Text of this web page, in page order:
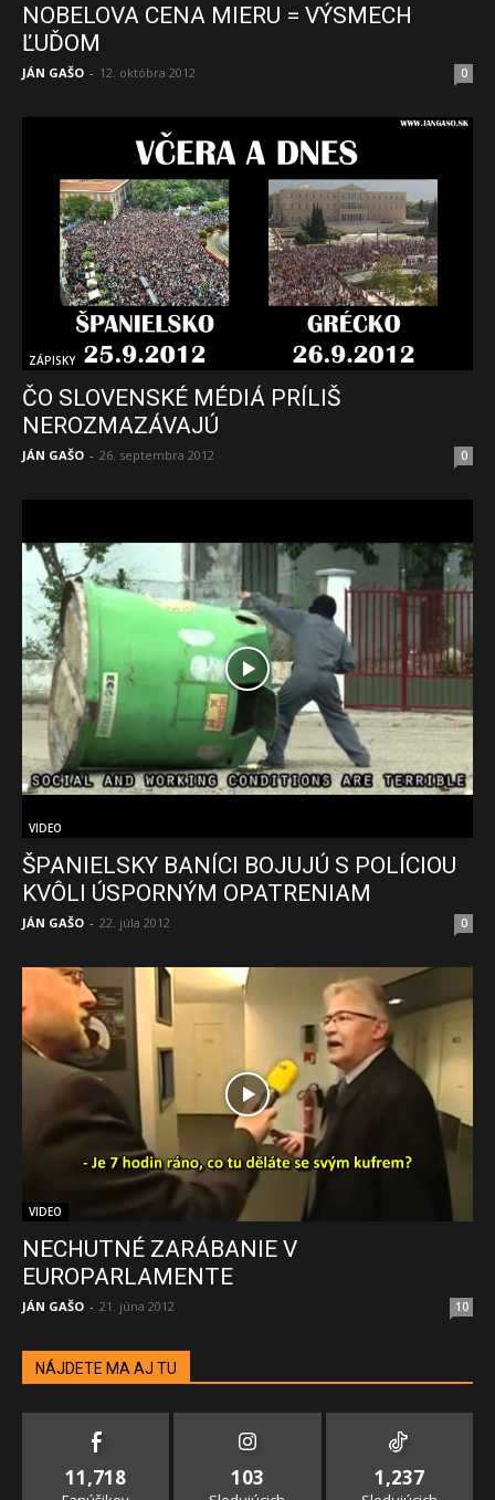
NOBELOVA CENA MIERU = VÝSMECH
ĽUĎOM
JÁN GAŠO - 12. októbra 2012 0
ZÁPISKY
ČO SLOVENSKÉ MÉDIÁ PRÍLIŠ
NEROZMAZÁVAJÚ
JÁN GAŠO - 26. septembra 2012 0
VIDEO
ŠPANIELSKY BANÍCI BOJUJÚ S POLÍCIOU
KVÔLI ÚSPORNÝM OPATRENIAM
JÁN GAŠO - 22. júla 2012 0
VIDEO
NECHUTNÉ ZARÁBANIE V
EUROPARLAMENTE
JÁN GAŠO - 21. júna 2012 10
NÁJDETE MA AJ TU
11,718 103 1,237